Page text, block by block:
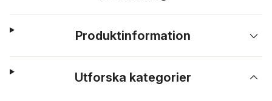
Produktinformation
Utforska kategorier